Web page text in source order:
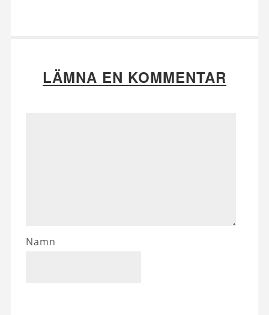
LÄMNA EN KOMMENTAR
Namn